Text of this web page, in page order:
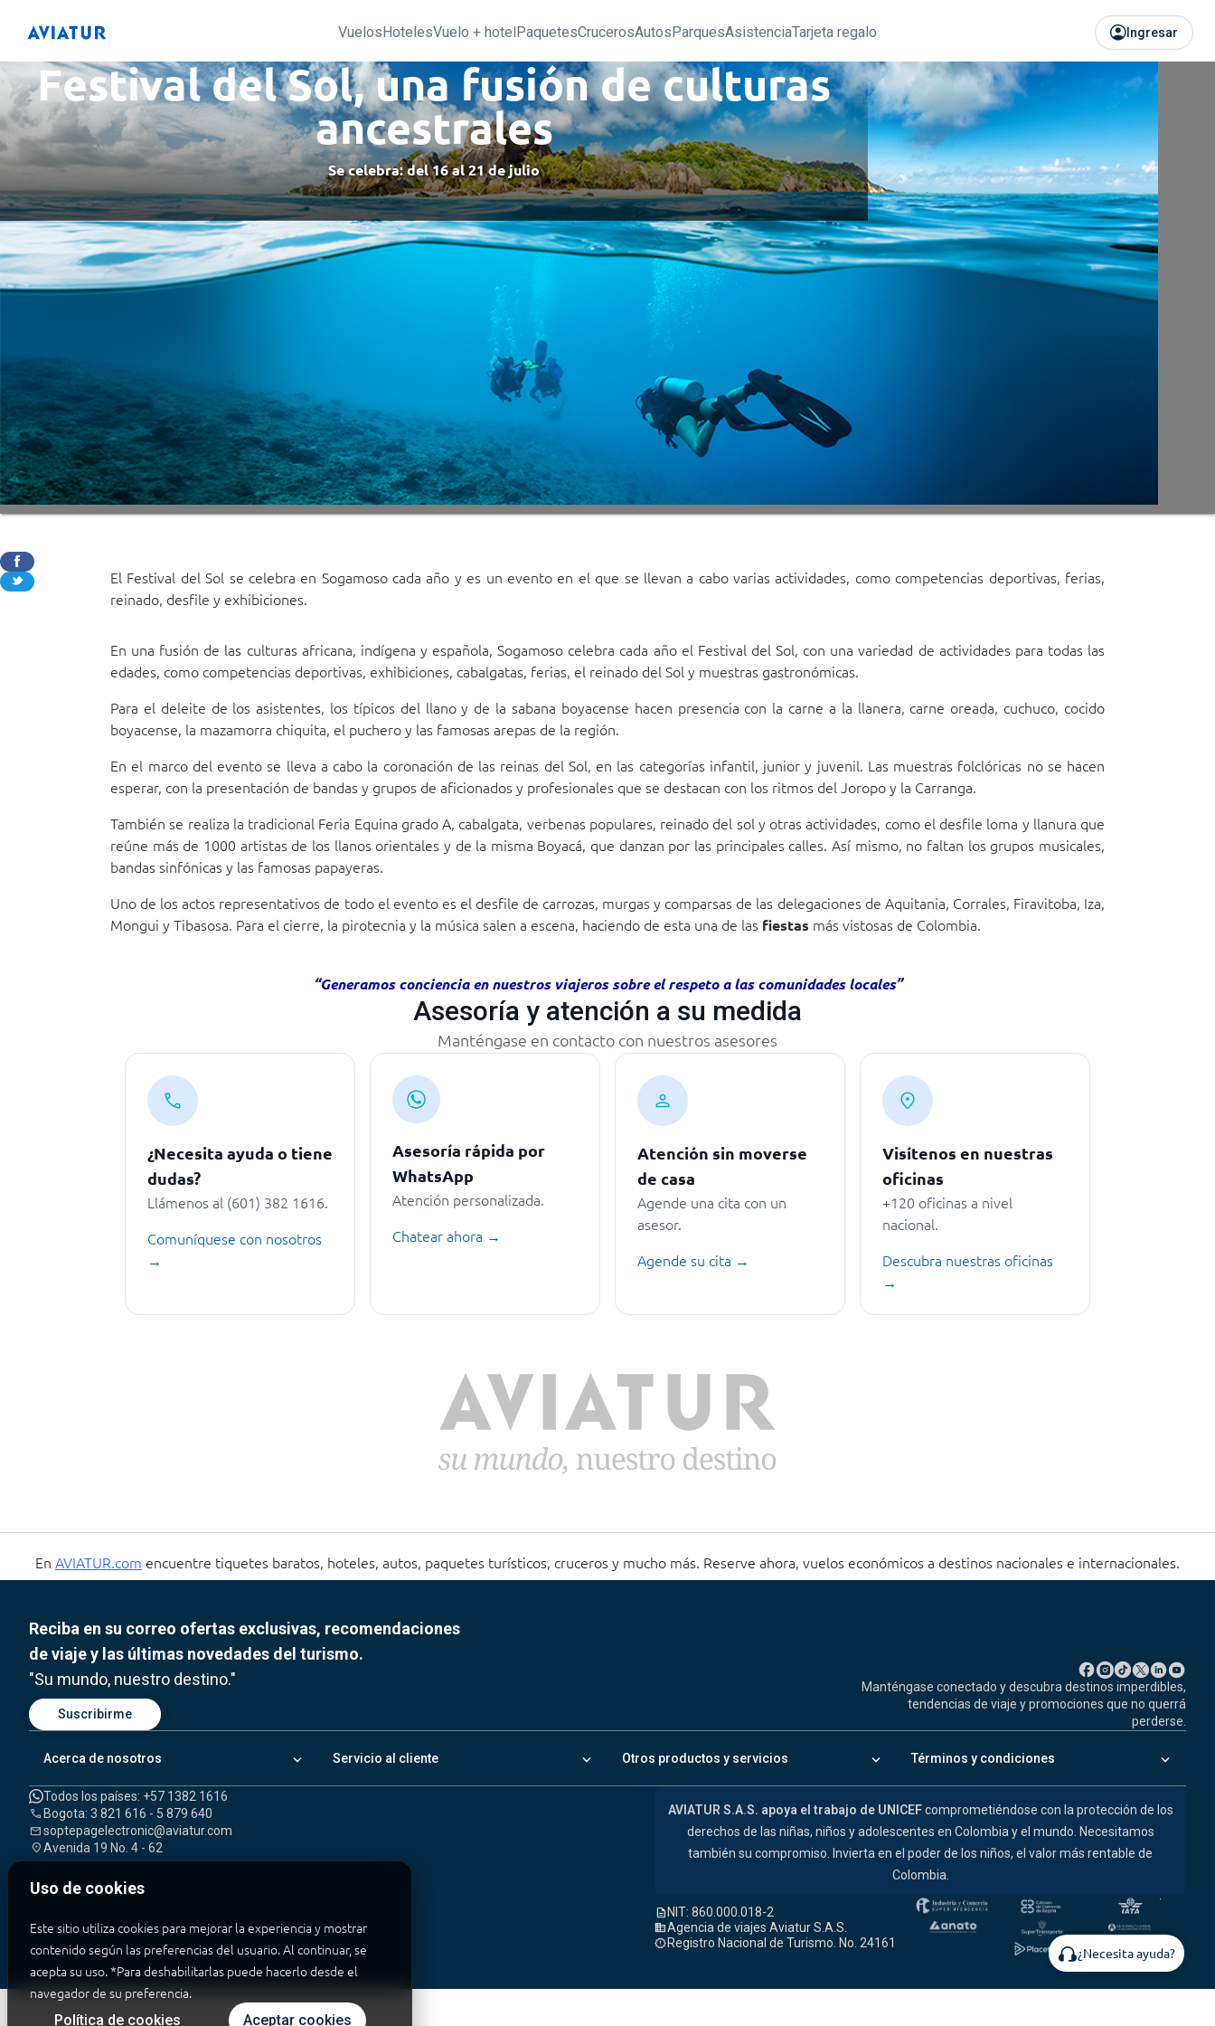
VuelosHotelesVuelo + hotelPaquetesCrucerosAutosParquesAsistenciaTarjeta regalo Ingresar
Festival del Sol, una fusión de culturas
ancestrales
Se celebra: del16al21 de julio
El Festival del Sol se celebra en Sogamoso cada año y es un evento en el que se llevan a cabo varias actividades, como competencias deportivas, ferias,
reinado, desfile y exhibiciones.
En una fusión de las culturas africana, indígena y española, Sogamoso celebra cada año el Festival del Sol, con una variedad de actividades para todas las
edades, como competencias deportivas, exhibiciones, cabalgatas, ferias, el reinado del Sol y muestras gastronómicas.
Para el deleite de los asistentes, los típicos del llano y de la sabana boyacense hacen presencia con la carne a la llanera, carne oreada, cuchuco, cocido
boyacense, la mazamorra chiquita, el puchero y las famosas arepas de la región.
En el marco del evento se lleva a cabo la coronación de las reinas del Sol, en las categorías infantil, junior y juvenil. Las muestras folclóricas no se hacen
esperar, con la presentación de bandas y grupos de aficionados y profesionales que se destacan con los ritmos del Joropo y la Carranga.
También se realiza la tradicional Feria Equina grado A, cabalgata, verbenas populares, reinado del sol y otras actividades, como el desfile loma y llanura que
reúne más de 1000 artistas de los llanos orientales y de la misma Boyacá, que danzan por las principales calles. Así mismo, no faltan los grupos musicales,
bandas sinfónicas y las famosas papayeras.
Uno de los actos representativos de todo el evento es el desfile de carrozas, murgas y comparsas de las delegaciones de Aquitania, Corrales, Firavitoba, Iza,
Mongui y Tibasosa. Para el cierre, la pirotecnia y la música salen a escena, haciendo de esta una de las fiestas más vistosas de Colombia.
“Generamos conciencia en nuestros viajeros sobre el respeto a las comunidades locales”
Asesoría y atención a su medida
Manténgase en contacto con nuestros asesores
¿Necesita ayuda o tiene
dudas?
Llámenos al (601) 382 1616.
Comuníquese con nosotros
→
Asesoría rápida por
WhatsApp
Atención personalizada.
Chatear ahora →
Atención sin moverse
de casa
Agende una cita con un
asesor.
Agende su cita →
Visítenos en nuestras
oficinas
+120 oficinas a nivel
nacional.
Descubra nuestras oficinas
→
En AVIATUR.com encuentre tiquetes baratos, hoteles, autos, paquetes turísticos, cruceros y mucho más. Reserve ahora, vuelos económicos a destinos nacionales e internacionales.
¿Necesita ayuda?
Reciba en su correo ofertas exclusivas, recomendaciones
de viaje y las últimas novedades del turismo.
"Su mundo, nuestro destino."
Suscribirme
Manténgase conectado y descubra destinos imperdibles,
tendencias de viaje y promociones que no querrá
perderse.
Acerca de nosotros keyboard_arrow_down Servicio al cliente keyboard_arrow_down Otros productos y servicios keyboard_arrow_down Términos y condiciones keyboard_arrow_down
Todos los países: +57 1382 1616
callBogota: 3 821 616 - 5 879 640
mailsoptepagelectronic@aviatur.com
location_onAvenida 19 No. 4 - 62
AVIATUR S.A.S. apoya el trabajo de UNICEFcomprometiéndose con la protección de los
derechos de las niñas, niños y adolescentes en Colombia y el mundo. Necesitamos
también su compromiso. Invierta en el poder de los niños, el valor más rentable de
Colombia.
descriptionNIT: 860.000.018-2
domainAgencia de viajes Aviatur S.A.S.
release_alertRegistro Nacional de Turismo. No. 24161
Uso de cookies
Este sitio utiliza cookies para mejorar la experiencia y mostrar
contenido según las preferencias del usuario. Al continuar, se
acepta su uso.*Para deshabilitarlas puede hacerlo desde el
navegador de su preferencia.
Política de cookies Aceptar cookies